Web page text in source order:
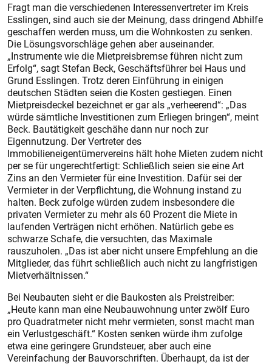
Fragt man die verschiedenen Interessenvertreter im Kreis
Esslingen, sind auch sie der Meinung, dass dringend Abhilfe
geschaffen werden muss, um die Wohnkosten zu senken.
Die Lösungsvorschläge gehen aber auseinander.
„Instrumente wie die Mietpreisbremse führen nicht zum
Erfolg“, sagt Stefan Beck, Geschäftsführer bei Haus und
Grund Esslingen. Trotz deren Einführung in einigen
deutschen Städten seien die Kosten gestiegen. Einen
Mietpreisdeckel bezeichnet er gar als „verheerend“: „Das
würde sämtliche Investitionen zum Erliegen bringen“, meint
Beck. Bautätigkeit geschähe dann nur noch zur
Eigennutzung. Der Vertreter des
Immobilieneigentümervereins hält hohe Mieten zudem nicht
per se für ungerechtfertigt: Schließlich seien sie eine Art
Zins an den Vermieter für eine Investition. Dafür sei der
Vermieter in der Verpflichtung, die Wohnung instand zu
halten. Beck zufolge würden zudem insbesondere die
privaten Vermieter zu mehr als 60 Prozent die Miete in
laufenden Verträgen nicht erhöhen. Natürlich gebe es
schwarze Schafe, die versuchten, das Maximale
rauszuholen. „Das ist aber nicht unsere Empfehlung an die
Mitglieder, das führt schließlich auch nicht zu langfristigen
Mietverhältnissen.“
Bei Neubauten sieht er die Baukosten als Preistreiber:
„Heute kann man eine Neubauwohnung unter zwölf Euro
pro Quadratmeter nicht mehr vermieten, sonst macht man
ein Verlustgeschäft.“ Kosten senken würde ihm zufolge
etwa eine geringere Grundsteuer, aber auch eine
Vereinfachung der Bauvorschriften. Überhaupt, da ist der